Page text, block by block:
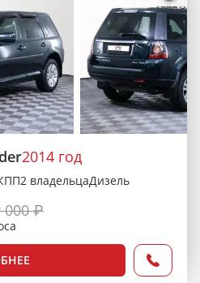
2014 год
2 владельцаДизель
000 ₽